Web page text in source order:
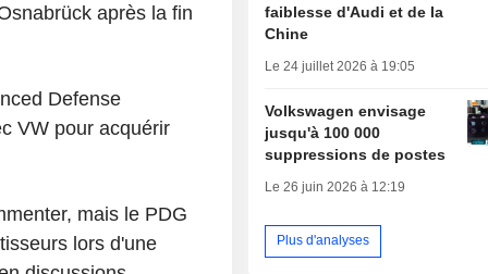
après la fin
Defense
VW pour acquérir
mais le PDG
lors d'une
faiblesse d'Audi et de la
Chine
Le 24 juillet 2026 à 19:05
Volkswagen envisage
jusqu'à 100 000
suppressions de postes
Le 26 juin 2026 à 12:19
Plus d'analyses